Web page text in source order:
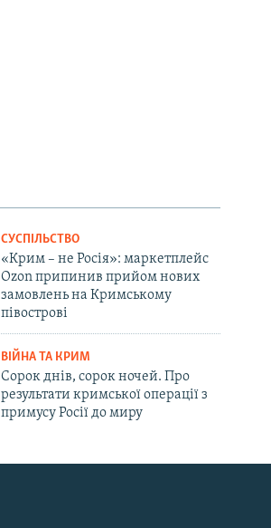
СУСПІЛЬСТВО
«Крим – не Росія»: маркетплейс
Ozon припинив прийом нових
замовлень на Кримському
півострові
ВІЙНА ТА КРИМ
Сорок днів, сорок ночей. Про
результати кримської операції з
примусу Росії до миру